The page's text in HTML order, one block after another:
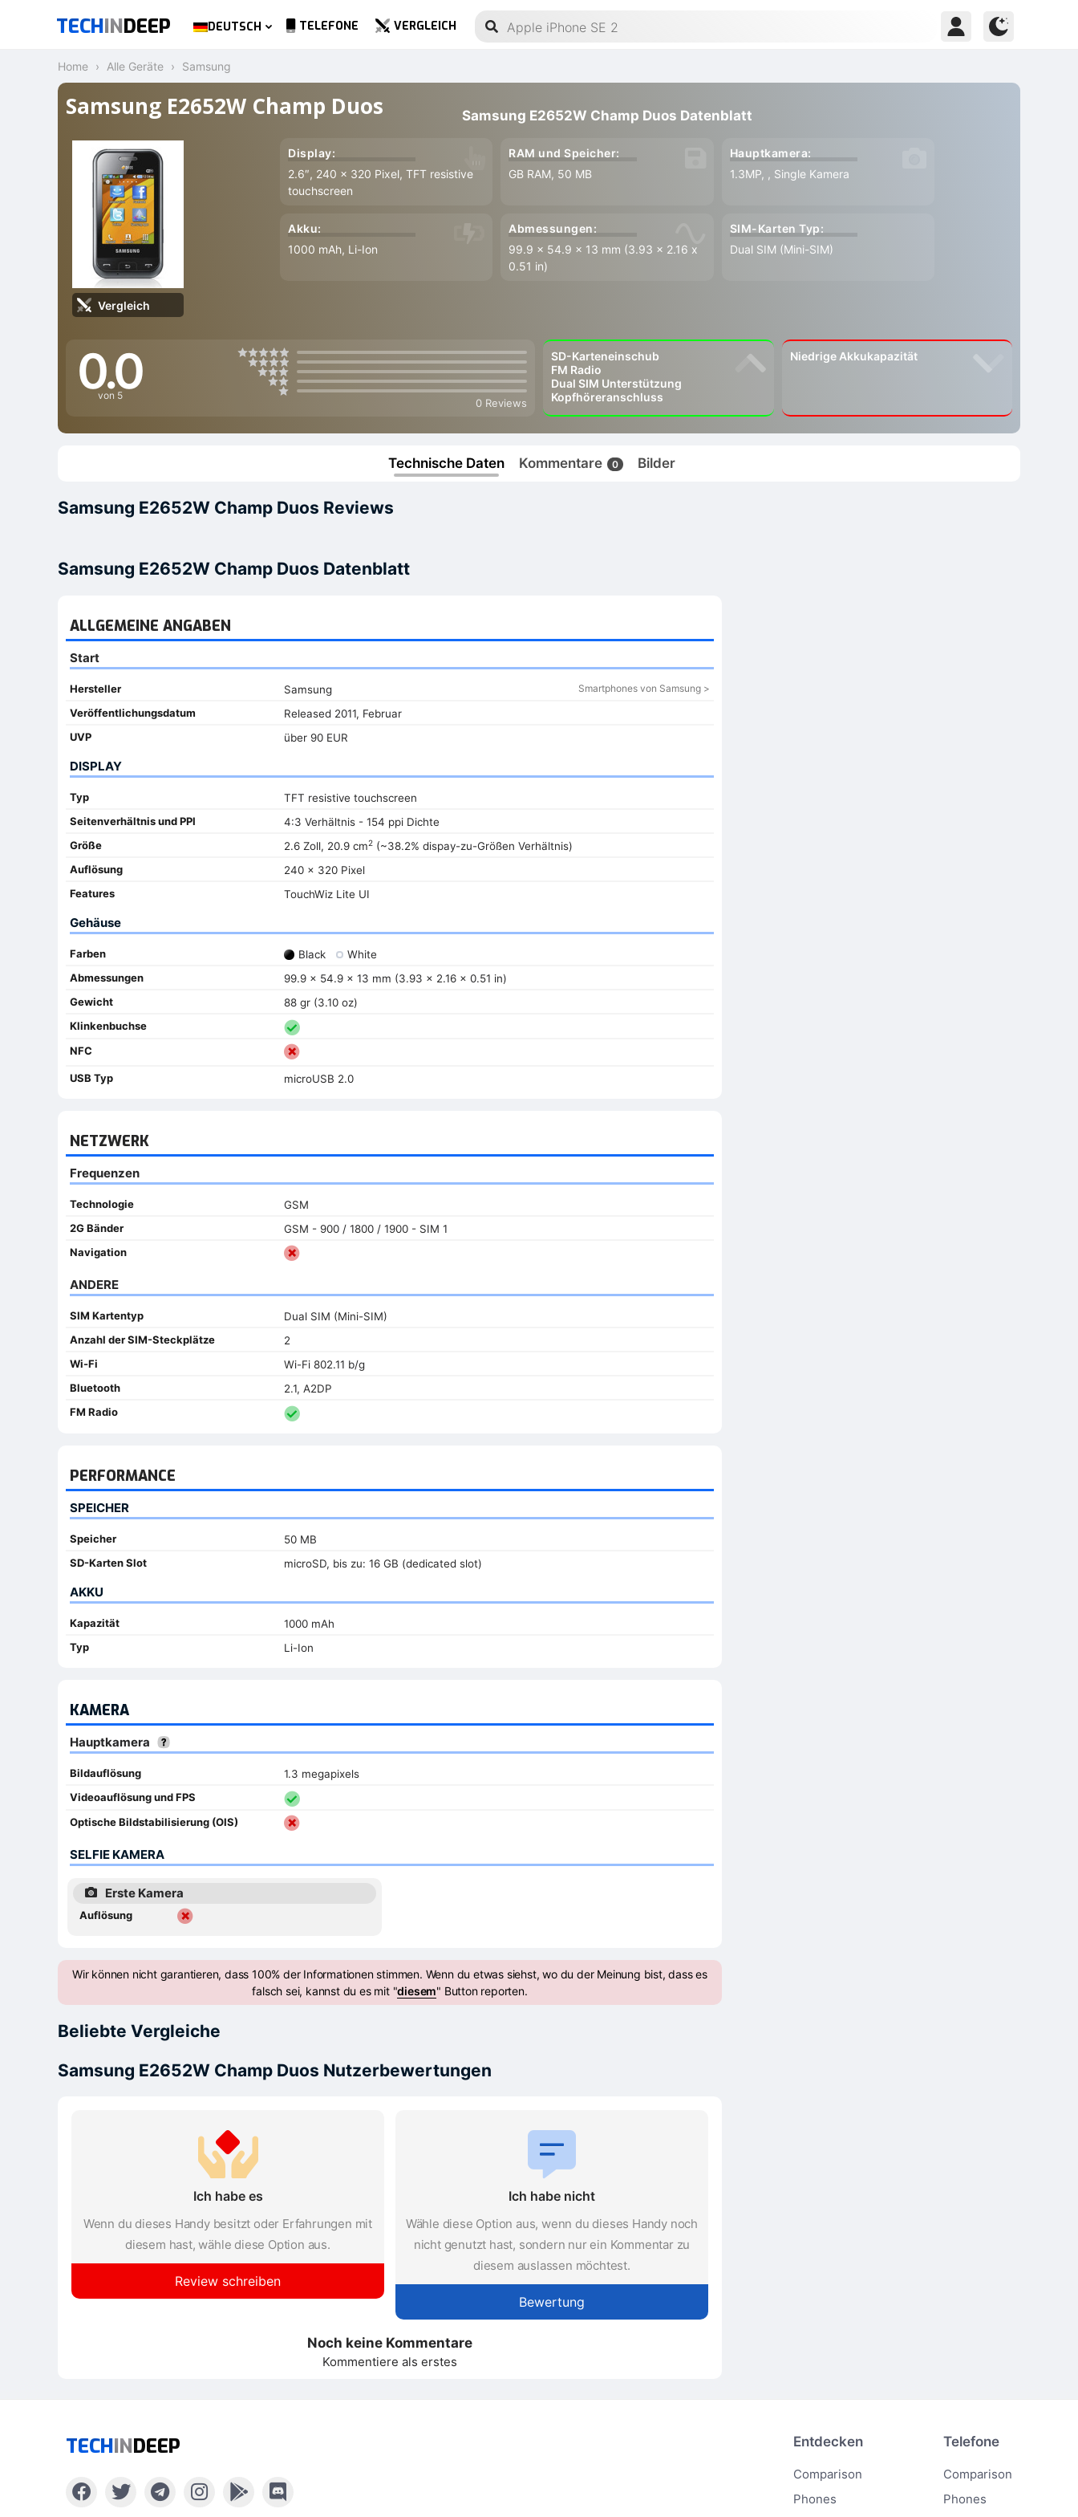
TECHINDEEP DEUTSCH TELEFONE VERGLEICH
Home Alle Geräte Samsung
Samsung E2652W Champ Duos
Vergleich
Samsung E2652W Champ Duos Datenblatt
Display:
2.6″, 240 x 320 Pixel, TFT resistive
touchscreen
RAM und Speicher:
GB RAM, 50 MB
Hauptkamera:
1.3MP, , Single Kamera
Akku:
1000 mAh, Li-Ion
Abmessungen:
99.9 x 54.9 x 13 mm (3.93 x 2.16 x
0.51 in)
SIM-Karten Typ:
Dual SIM (Mini-SIM)
0.0
von 5
0 Reviews
SD-Karteneinschub
FM Radio
Dual SIM Unterstützung
Kopfhöreranschluss
Niedrige Akkukapazität
Technische Daten Kommentare 0 Bilder
Samsung E2652W Champ Duos Reviews
Samsung E2652W Champ Duos Datenblatt
ALLGEMEINE ANGABEN
Start
Hersteller Samsung Smartphones von Samsung >
Veröffentlichungsdatum
Released 2011, Februar
UVP
über 90 EUR
DISPLAY
Typ
TFT resistive touchscreen
Seitenverhältnis und PPI
4:3 Verhältnis - 154 ppi Dichte
Größe
2.6 Zoll, 20.9 cm2(~38.2% dispay-zu-Größen Verhältnis)
Auflösung
240 x 320 Pixel
Features
TouchWiz Lite UI
Gehäuse
Farben Black
White
Abmessungen
99.9 x 54.9 x 13 mm (3.93 x 2.16 x 0.51 in)
Gewicht
88 gr (3.10 oz)
Klinkenbuchse
NFC
USB Typ microUSB 2.0
NETZWERK
Frequenzen
Technologie
GSM
2G Bänder
GSM - 900 / 1800 / 1900 - SIM 1
Navigation
ANDERE
SIM Kartentyp
Dual SIM (Mini-SIM)
Anzahl der SIM-Steckplätze
2
Wi-Fi
Wi-Fi 802.11 b/g
Bluetooth
2.1, A2DP
FM Radio
PERFORMANCE
SPEICHER
Speicher
50 MB
SD-Karten Slot
microSD, bis zu: 16 GB (dedicated slot)
AKKU
Kapazität
1000 mAh
Typ
Li-Ion
KAMERA
Hauptkamera
Bildauflösung
1.3 megapixels
Videoauflösung und FPS
Optische Bildstabilisierung (OIS)
SELFIE KAMERA
Erste Kamera
Auflösung
Wir können nicht garantieren, dass 100% der Informationen stimmen. Wenn du etwas siehst, wo du der Meinung bist, dass es
falsch sei, kannst du es mit "diesem" Button reporten.
Beliebte Vergleiche
Samsung E2652W Champ Duos Nutzerbewertungen
Ich habe es
Wenn du dieses Handy besitzt oder Erfahrungen mit
diesem hast, wähle diese Option aus.
Review schreiben
Ich habe nicht
Wähle diese Option aus, wenn du dieses Handy noch
nicht genutzt hast, sondern nur ein Kommentar zu
diesem auslassen möchtest.
Bewertung
Noch keine Kommentare
Kommentiere als erstes
TECHINDEEP Entdecken
Comparison
Phones
Telefone
Comparison
Phones